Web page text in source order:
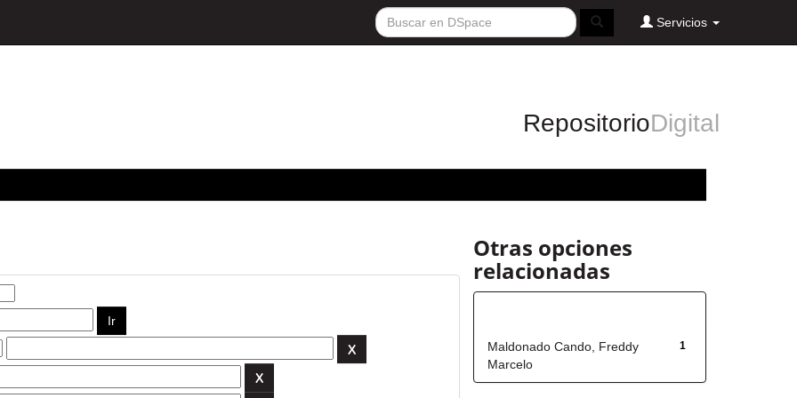
Servicios
RepositorioDigital
Otras opciones
relacionadas
1
Maldonado Cando, Freddy
Marcelo